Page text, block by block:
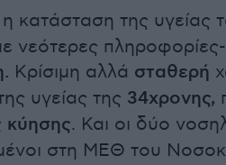
κατάσταση της υγείας
νεότερες
Κρίσιμη αλλά σταθερή
υγείας της 34χρονης,
κύησης. Και οι δύο
στη ΜΕΘ του